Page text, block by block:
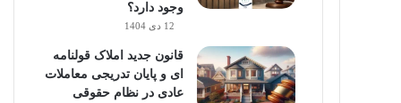
وجود دارد؟
12 دی 1404
قانون جدید املاک قولنامه
ای و پایان تدریجی معاملات
عادی در نظام حقوقی